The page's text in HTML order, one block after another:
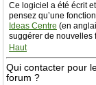
Ce logiciel a été écrit
pensez qu’une
Ideas Centre (en
suggérer de nouvelles
Haut
Qui contacter pour
forum ?